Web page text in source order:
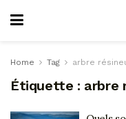
Home Tag arbre
Étiquette : arbre